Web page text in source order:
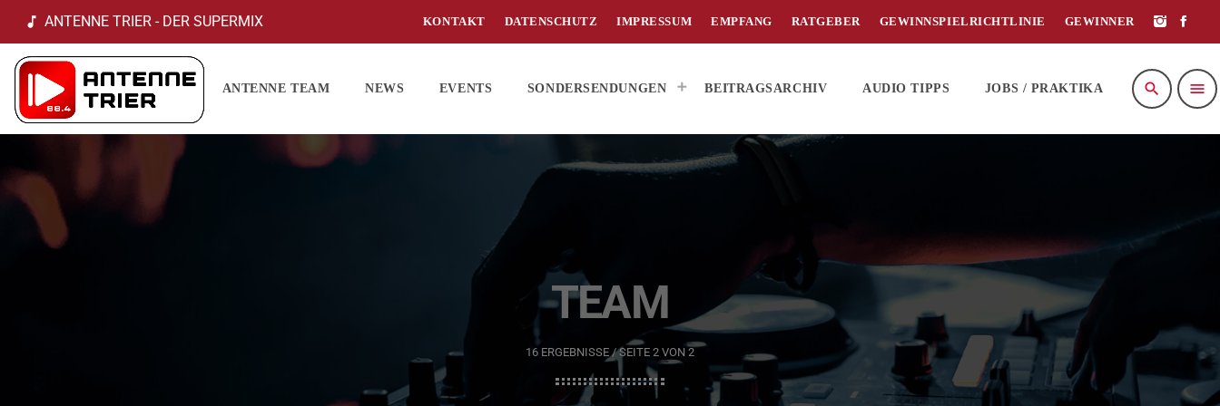
music_note ANTENNE TRIER - DER SUPERMIX KONTAKT DATENSCHUTZ IMPRESSUM EMPFANG RATGEBER GEWINNSPIELRICHTLINIE GEWINNER
ANTENNE TEAM NEWS EVENTS SONDERSENDUNGEN BEITRAGSARCHIV AUDIO TIPPS JOBS / PRAKTIKA search menu
TEAM
16 ERGEBNISSE / SEITE 2 VON 2